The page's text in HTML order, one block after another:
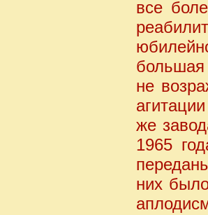
все
большая
не
же
1965
них